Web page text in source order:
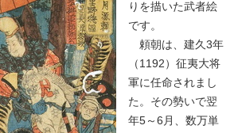
りを描いた武者絵
です。
頼朝は、建久3年
（1192）征夷大将
軍に任命されまし
た。その勢いで翌
年5～6月、数万単